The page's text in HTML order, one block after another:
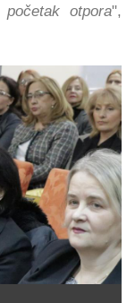
početak otpora",